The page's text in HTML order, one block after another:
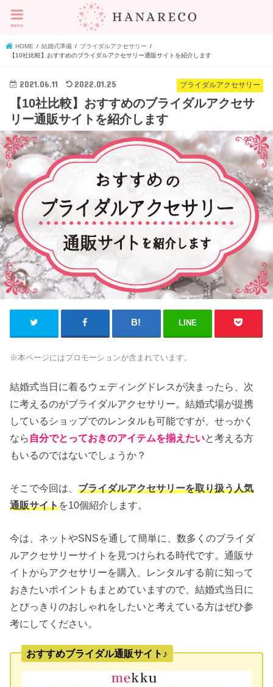
menu
HOME 結婚式準備
ブライダルアクセサリー
【10社比較】おすすめのブライダルアクセサリー通販サイトを紹介します
ブライダルアクセサリー
2021.06.11 2022.01.25
【10社比較】おすすめのブライダルアクセサ
リー通販サイトを紹介します
LINE
※本ページにはプロモーションが含まれています。
結婚式当日に着るウェディングドレスが決まったら、次
に考えるのがブライダルアクセサリー。結婚式場が提携
しているショップでのレンタルも可能ですが、せっかく
なら 自分でとっておきのアイテムを揃えたいと考える方
もいるのではないでしょうか？
そこで今回は、ブライダルアクセサリーを取り扱う人気
通販サイトを10個紹介します。
今は、ネットやSNSを通して簡単に、数多くのブライダ
ルアクセサリーサイトを見つけられる時代です。通販サ
イトからアクセサリーを購入、レンタルする前に知って
おきたいポイントもまとめていますので、結婚式当日に
とびっきりのおしゃれをしたいと考えている方はぜひ参
考にしてください。
おすすめブライダル通販サイト♪